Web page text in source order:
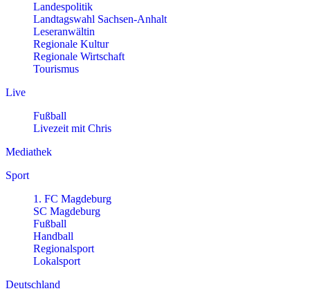
Landespolitik
Landtagswahl Sachsen-Anhalt
Leseranwältin
Regionale Kultur
Regionale Wirtschaft
Tourismus
Live
Fußball
Livezeit mit Chris
Mediathek
Sport
1. FC Magdeburg
SC Magdeburg
Fußball
Handball
Regionalsport
Lokalsport
Deutschland